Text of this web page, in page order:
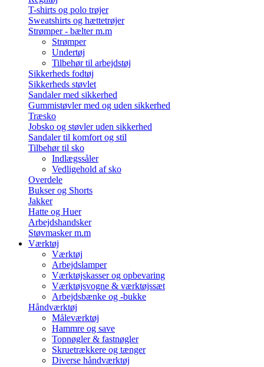
T-shirts og polo trøjer
Sweatshirts og hættetrøjer
Strømper - bælter m.m
Strømper
Undertøj
Tilbehør til arbejdstøj
Sikkerheds fodtøj
Sikkerheds støvlet
Sandaler med sikkerhed
Gummistøvler med og uden sikkerhed
Træsko
Jobsko og støvler uden sikkerhed
Sandaler til komfort og stil
Tilbehør til sko
Indlægssåler
Vedligehold af sko
Overdele
Bukser og Shorts
Jakker
Hatte og Huer
Arbejdshandsker
Støvmasker m.m
Værktøj
Værktøj
Arbejdslamper
Værktøjskasser og opbevaring
Værktøjsvogne & værktøjssæt
Arbejdsbænke og -bukke
Håndværktøj
Måleværktøj
Hammre og save
Topnøgler & fastnøgler
Skruetrækkere og tænger
Diverse håndværktøj